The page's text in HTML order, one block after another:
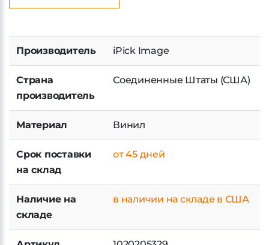
Производитель iPick Image
Страна
производитель
Соединенные Штаты (США)
Материал Винил
Срок поставки
на склад
от 45 дней
Наличие на
складе
в наличии на складе в США